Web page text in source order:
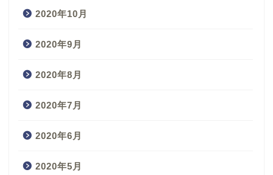
2020年10月
2020年9月
2020年8月
2020年7月
2020年6月
2020年5月